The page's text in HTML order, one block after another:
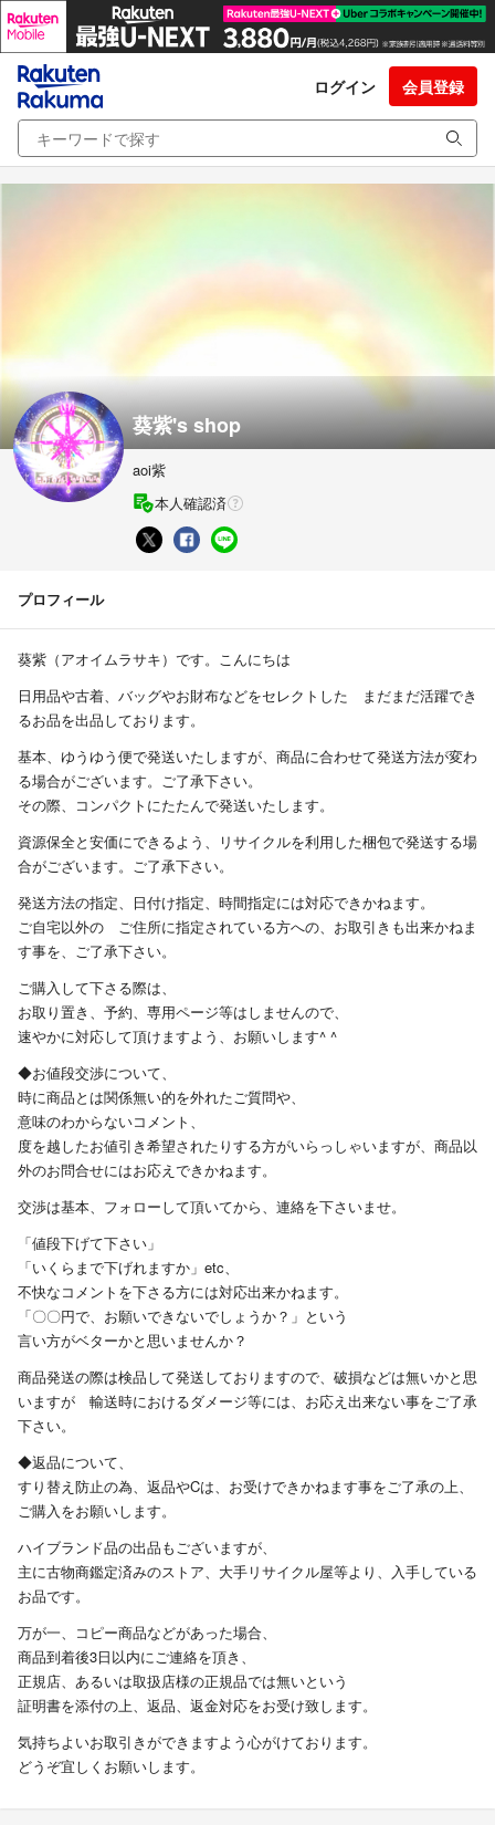
ログイン 会員登録
葵紫's shop
aoi紫
本人確認済
プロフィール
葵紫（アオイムラサキ）です。こんにちは
日用品や古着、バッグやお財布などをセレクトした まだまだ活躍でき
るお品を出品しております。
基本、ゆうゆう便で発送いたしますが、商品に合わせて発送方法が変わ
る場合がございます。ご了承下さい。
その際、コンパクトにたたんで発送いたします。
資源保全と安価にできるよう、リサイクルを利用した梱包で発送する場
合がございます。ご了承下さい。
発送方法の指定、日付け指定、時間指定には対応できかねます。
ご自宅以外の ご住所に指定されている方への、お取引きも出来かねま
す事を、ご了承下さい。
ご購入して下さる際は、
お取り置き、予約、専用ページ等はしませんので、
速やかに対応して頂けますよう、お願いします^ ^
◆お値段交渉について、
時に商品とは関係無い的を外れたご質問や、
意味のわからないコメント、
度を越したお値引き希望されたりする方がいらっしゃいますが、商品以
外のお問合せにはお応えできかねます。
交渉は基本、フォローして頂いてから、連絡を下さいませ。
「値段下げて下さい」
「いくらまで下げれますか」etc、
不快なコメントを下さる方には対応出来かねます。
「〇〇円で、お願いできないでしょうか？」という
言い方がベターかと思いませんか？
商品発送の際は検品して発送しておりますので、破損などは無いかと思
いますが 輸送時におけるダメージ等には、お応え出来ない事をご了承
下さい。
◆返品について、
すり替え防止の為、返品やCは、お受けできかねます事をご了承の上、
ご購入をお願いします。
ハイブランド品の出品もございますが、
主に古物商鑑定済みのストア、大手リサイクル屋等より、入手している
お品です。
万が一、コピー商品などがあった場合、
商品到着後3日以内にご連絡を頂き、
正規店、あるいは取扱店様の正規品では無いという
証明書を添付の上、返品、返金対応をお受け致します。
気持ちよいお取引きができますよう心がけております。
どうぞ宜しくお願いします。